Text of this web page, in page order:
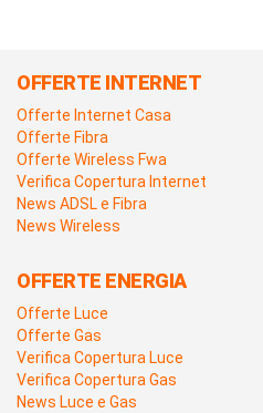
OFFERTE INTERNET
Offerte Internet Casa
Offerte Fibra
Offerte Wireless Fwa
Verifica Copertura Internet
News ADSL e Fibra
News Wireless
OFFERTE ENERGIA
Offerte Luce
Offerte Gas
Verifica Copertura Luce
Verifica Copertura Gas
News Luce e Gas